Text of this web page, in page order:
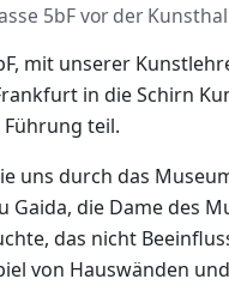
5bF vor der
mit unserer
in die Schirn
teil.
uns durch das
Gaida, die Dame des
das nicht
von Hauswänden